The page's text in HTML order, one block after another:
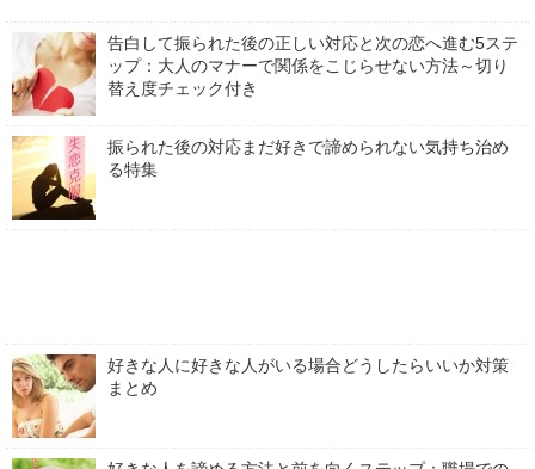
告白して振られた後の正しい対応と次の恋へ進む5ステ
ップ：大人のマナーで関係をこじらせない方法～切り
替え度チェック付き
振られた後の対応まだ好きで諦められない気持ち治め
る特集
好きな人に好きな人がいる場合どうしたらいいか対策
まとめ